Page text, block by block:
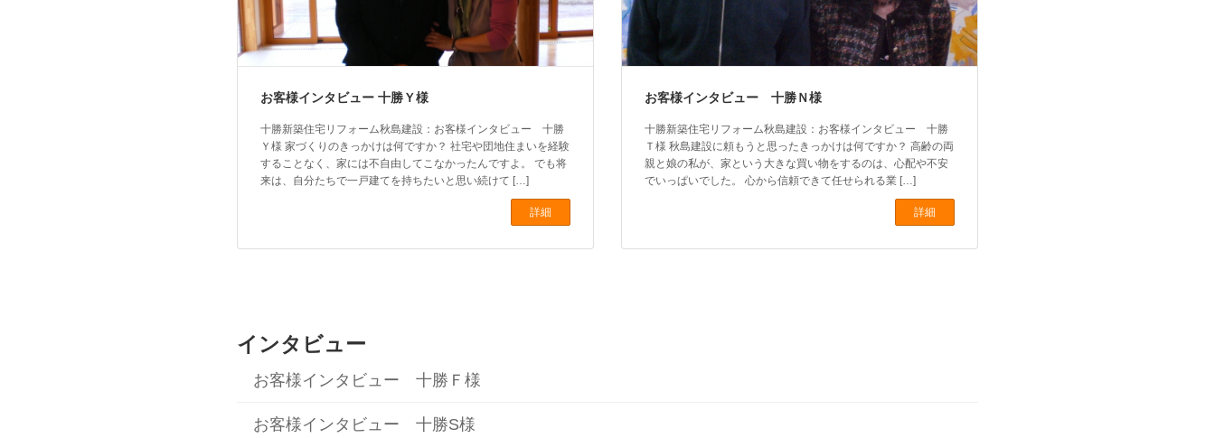
お客様インタビュー 十勝Ｙ様
十勝新築住宅リフォーム秋島建設：お客様インタビュー 十勝
Ｙ様 家づくりのきっかけは何ですか？ 社宅や団地住まいを経験
することなく、家には不自由してこなかったんですよ。 でも将
来は、自分たちで一戸建てを持ちたいと思い続けて […]
詳細
お客様インタビュー 十勝Ｎ様
十勝新築住宅リフォーム秋島建設：お客様インタビュー 十勝
Ｔ様 秋島建設に頼もうと思ったきっかけは何ですか？ 高齢の両
親と娘の私が、家という大きな買い物をするのは、心配や不安
でいっぱいでした。 心から信頼できて任せられる業 […]
詳細
インタビュー
お客様インタビュー 十勝Ｆ様
お客様インタビュー 十勝S様